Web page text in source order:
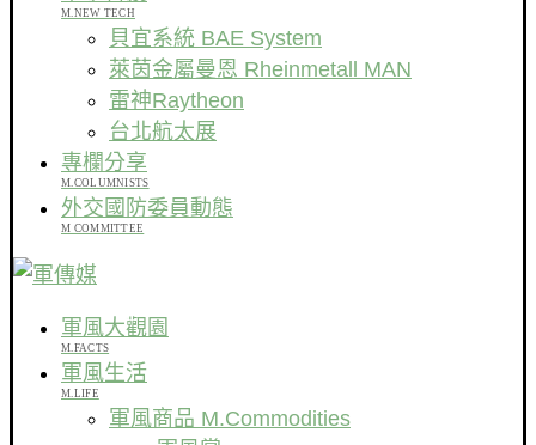
M.NEW TECH
貝宜系統 BAE System
萊茵金屬曼恩 Rheinmetall MAN
雷神Raytheon
台北航太展
專欄分享
M.COLUMNISTS
外交國防委員動態
M COMMITTEE
軍風大觀園
M.FACTS
軍風生活
M.LIFE
軍風商品 M.Commodities